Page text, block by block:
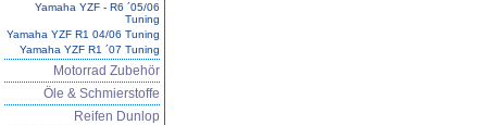
Yamaha YZF - R6 ´05/06
Tuning
Yamaha YZF R1 04/06 Tuning
Yamaha YZF R1 ´07 Tuning
Motorrad Zubehör
Öle & Schmierstoffe
Reifen Dunlop